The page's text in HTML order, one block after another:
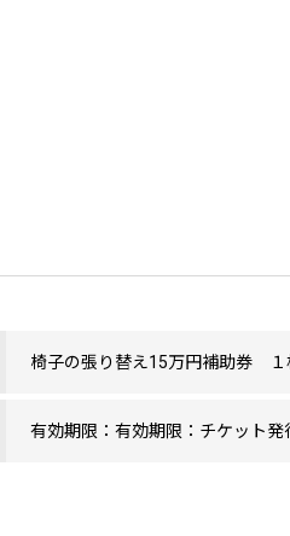
椅子の張り替え15万円補助券 １
有効期限：有効期限：チケット発